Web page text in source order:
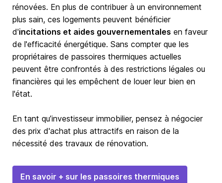
rénovées. En plus de contribuer à un environnement
plus sain, ces logements peuvent bénéficier
d'incitations et aides gouvernementales en faveur
de l'efficacité énergétique. Sans compter que les
propriétaires de passoires thermiques actuelles
peuvent être confrontés à des restrictions légales ou
financières qui les empêchent de louer leur bien en
l'état.
En tant qu’investisseur immobilier, pensez à négocier
des prix d'achat plus attractifs en raison de la
nécessité des travaux de rénovation.
En savoir + sur les passoires thermiques